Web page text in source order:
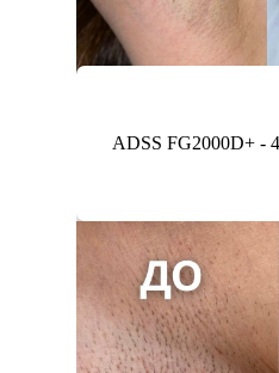
ADSS FG2000D+ -